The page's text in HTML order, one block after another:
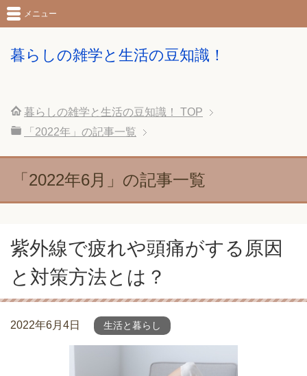
暮らしの雑学と生活の豆知識！
メニュー
暮らしの雑学と生活の豆知識！
TOP
「2022年」の記事一覧
「2022年6月」の記事一覧
紫外線で疲れや頭痛がする原因
と対策方法とは？
2022年6月4日 生活と暮らし